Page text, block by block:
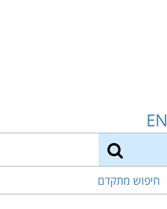
EN
חיפוש מתקדם